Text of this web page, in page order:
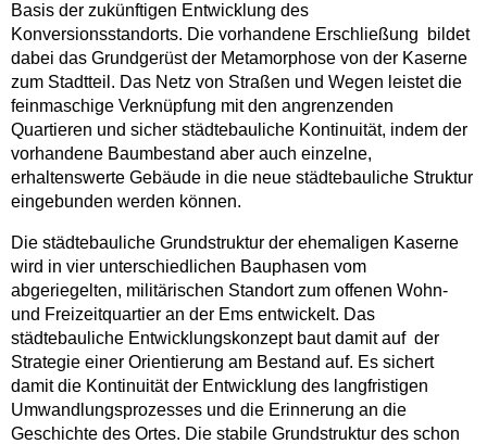
Basis der zukünftigen Entwicklung des
Konversionsstandorts. Die vorhandene Erschließung
bildet
dabei das Grundgerüst der Metamorphose von der Kaserne
zum Stadtteil. Das Netz von Straßen und Wegen leistet die
feinmaschige Verknüpfung mit den angrenzenden
Quartieren und sicher städtebauliche Kontinuität, indem der
vorhandene Baumbestand aber auch einzelne,
erhaltenswerte Gebäude in die neue städtebauliche Struktur
eingebunden werden können.
Die städtebauliche Grundstruktur der ehemaligen Kaserne
wird in vier unterschiedlichen Bauphasen vom
abgeriegelten, militärischen Standort zum offenen Wohn-
und Freizeitquartier an der Ems entwickelt. Das
städtebauliche Entwicklungskonzept baut damit auf der
Strategie einer Orientierung am Bestand auf. Es sichert
damit die Kontinuität der Entwicklung des langfristigen
Umwandlungsprozesses und die Erinnerung an die
Geschichte des Ortes. Die stabile Grundstruktur des schon